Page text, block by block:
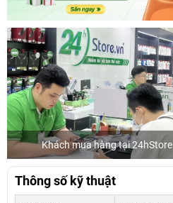
Khách mua hàng tại 24hStore
Thông số kỹ thuật